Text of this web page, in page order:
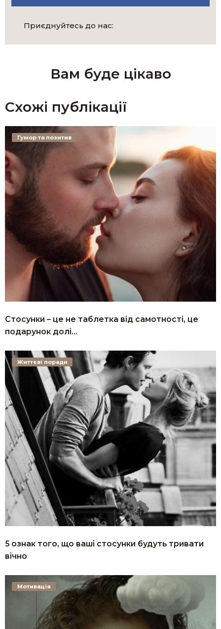
Приєднуйтесь до нас:
Вам буде цікаво
Схожі публікації
Стосунки – це не таблетка від самотності, це
подарунок долі…
Гумор та позитив
5 ознак того, що ваші стосунки будуть тривати
вічно
Життєві поради
Мотивація